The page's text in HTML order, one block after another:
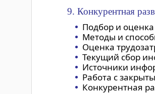
9. Конкурентная
Подбор и
Методы и
Оценка
Текущий сбор
Источники
Работа с
Конкурентная